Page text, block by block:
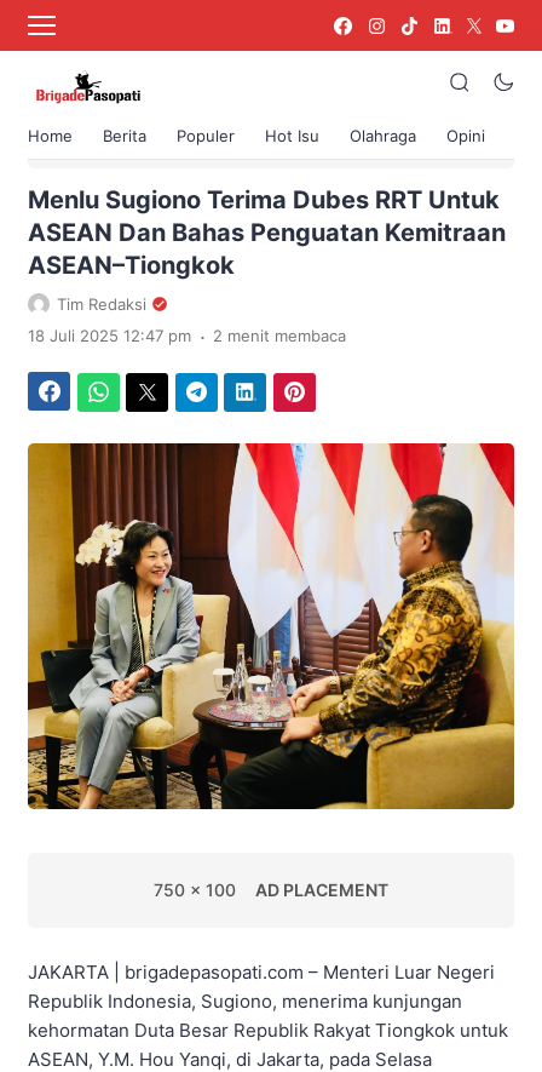
Home Berita Populer Hot Isu Olahraga Opini
›
Menlu Sugiono Terima Dubes RRT Untuk
ASEAN Dan Bahas Penguatan Kemitraan
ASEAN–Tiongkok
Tim Redaksi
18 Juli 2025 12:47 pm . 2 menit membaca
750 x 100 AD PLACEMENT
JAKARTA | brigadepasopati.com – Menteri Luar Negeri
Republik Indonesia, Sugiono, menerima kunjungan
kehormatan Duta Besar Republik Rakyat Tiongkok untuk
ASEAN, Y.M. Hou Yanqi, di Jakarta, pada Selasa